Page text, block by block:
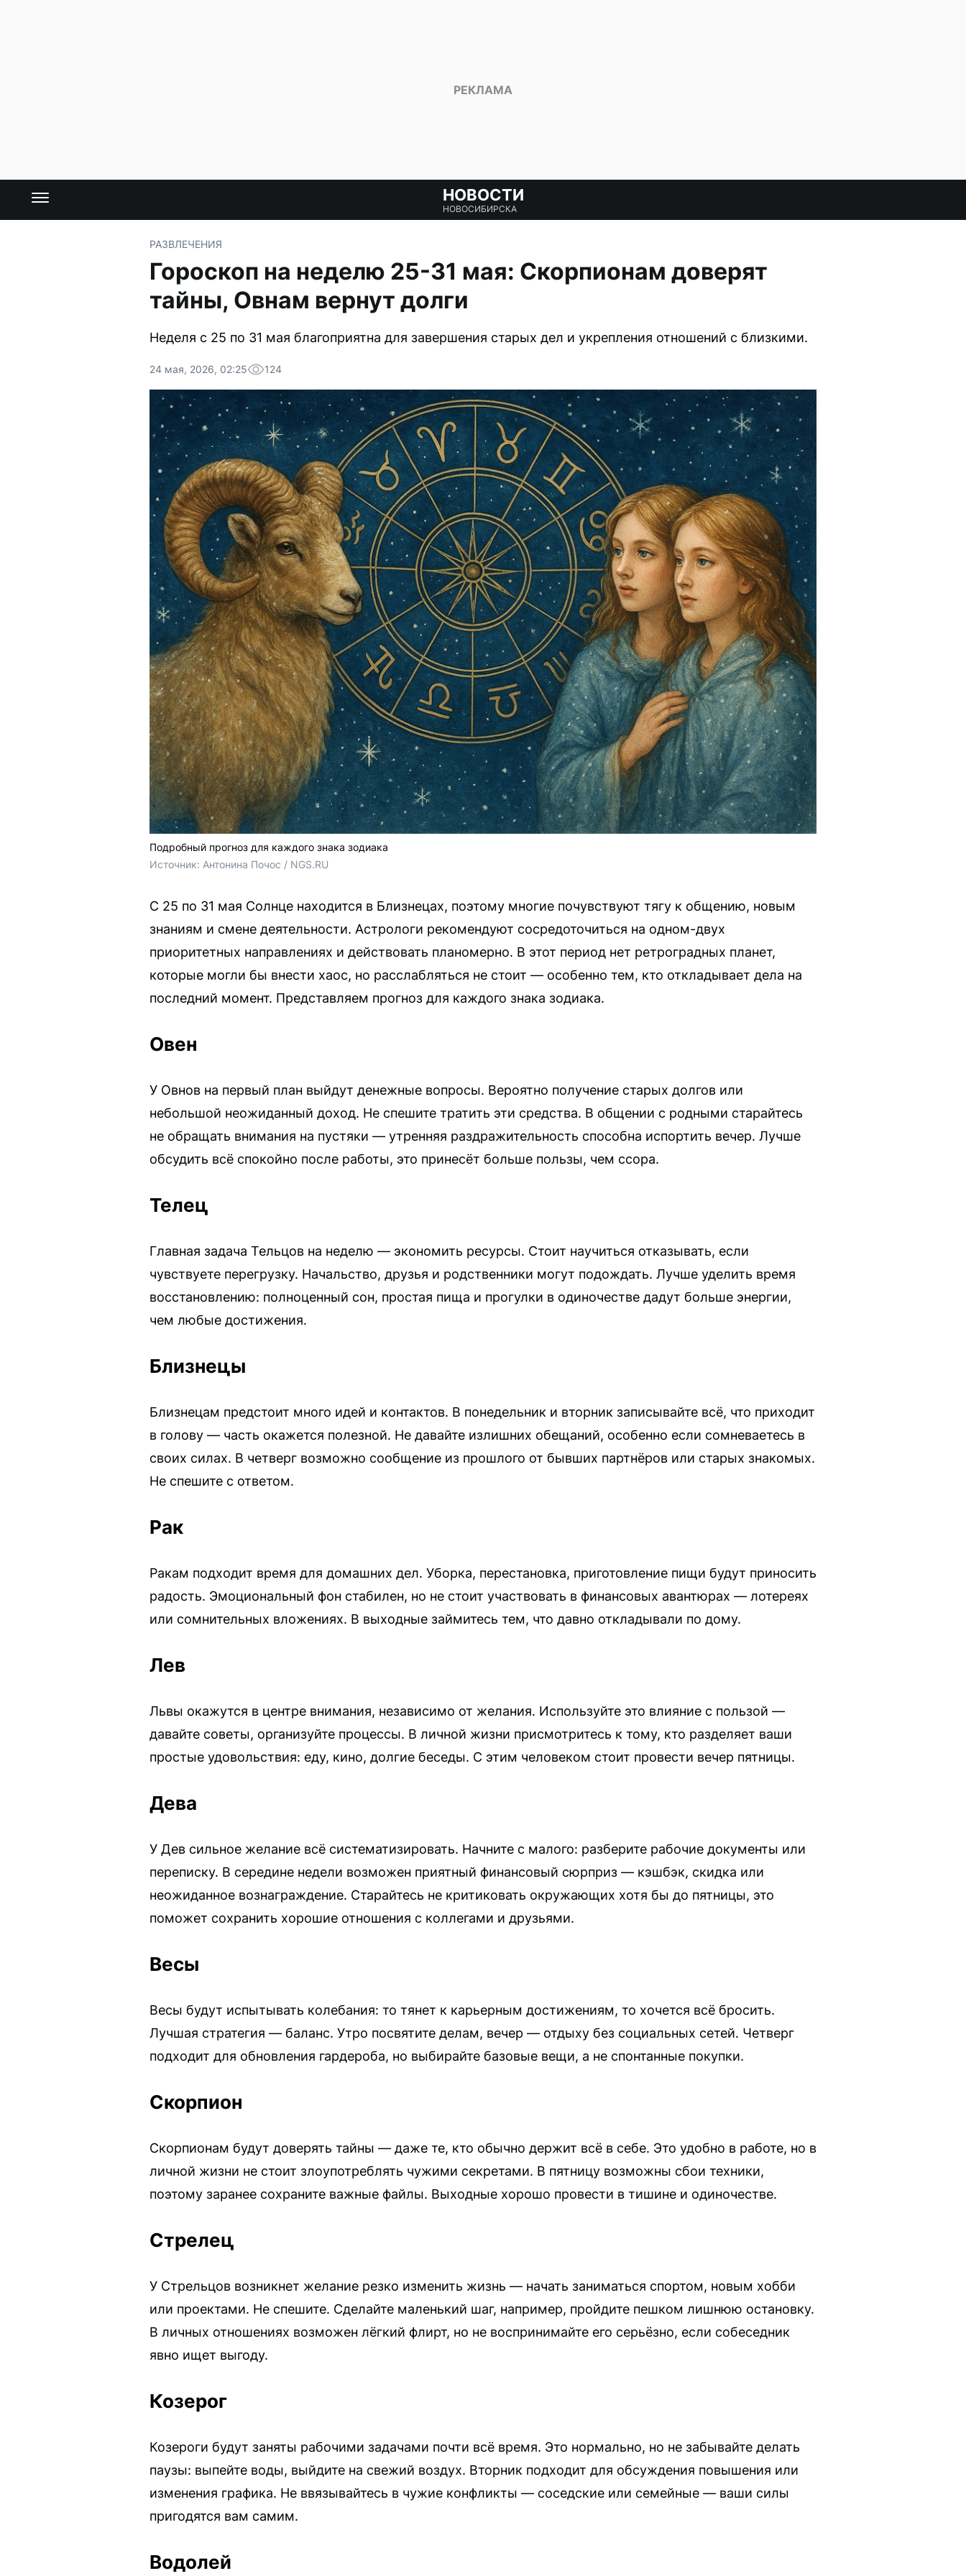
НОВОСТИ
НОВОСИБИРСКА
РАЗВЛЕЧЕНИЯ
Гороскоп на неделю 25-31 мая: Скорпионам доверят
тайны, Овнам вернут долги
Неделя с 25 по 31 мая благоприятна для завершения старых дел и укрепления отношений с близкими.
24 мая, 2026, 02:25 124
Подробный прогноз для каждого знака зодиака
Источник: Антонина Почос / NGS.RU
С 25 по 31 мая Солнце находится в Близнецах, поэтому многие почувствуют тягу к общению, новым
знаниям и смене деятельности. Астрологи рекомендуют сосредоточиться на одном-двух
приоритетных направлениях и действовать планомерно. В этот период нет ретроградных планет,
которые могли бы внести хаос, но расслабляться не стоит — особенно тем, кто откладывает дела на
последний момент. Представляем прогноз для каждого знака зодиака.
Овен
У Овнов на первый план выйдут денежные вопросы. Вероятно получение старых долгов или
небольшой неожиданный доход. Не спешите тратить эти средства. В общении с родными старайтесь
не обращать внимания на пустяки — утренняя раздражительность способна испортить вечер. Лучше
обсудить всё спокойно после работы, это принесёт больше пользы, чем ссора.
Телец
Главная задача Тельцов на неделю — экономить ресурсы. Стоит научиться отказывать, если
чувствуете перегрузку. Начальство, друзья и родственники могут подождать. Лучше уделить время
восстановлению: полноценный сон, простая пища и прогулки в одиночестве дадут больше энергии,
чем любые достижения.
Близнецы
Близнецам предстоит много идей и контактов. В понедельник и вторник записывайте всё, что приходит
в голову — часть окажется полезной. Не давайте излишних обещаний, особенно если сомневаетесь в
своих силах. В четверг возможно сообщение из прошлого от бывших партнёров или старых знакомых.
Не спешите с ответом.
Рак
Ракам подходит время для домашних дел. Уборка, перестановка, приготовление пищи будут приносить
радость. Эмоциональный фон стабилен, но не стоит участвовать в финансовых авантюрах — лотереях
или сомнительных вложениях. В выходные займитесь тем, что давно откладывали по дому.
Лев
Львы окажутся в центре внимания, независимо от желания. Используйте это влияние с пользой —
давайте советы, организуйте процессы. В личной жизни присмотритесь к тому, кто разделяет ваши
простые удовольствия: еду, кино, долгие беседы. С этим человеком стоит провести вечер пятницы.
Дева
У Дев сильное желание всё систематизировать. Начните с малого: разберите рабочие документы или
переписку. В середине недели возможен приятный финансовый сюрприз — кэшбэк, скидка или
неожиданное вознаграждение. Старайтесь не критиковать окружающих хотя бы до пятницы, это
поможет сохранить хорошие отношения с коллегами и друзьями.
Весы
Весы будут испытывать колебания: то тянет к карьерным достижениям, то хочется всё бросить.
Лучшая стратегия — баланс. Утро посвятите делам, вечер — отдыху без социальных сетей. Четверг
подходит для обновления гардероба, но выбирайте базовые вещи, а не спонтанные покупки.
Скорпион
Скорпионам будут доверять тайны — даже те, кто обычно держит всё в себе. Это удобно в работе, но в
личной жизни не стоит злоупотреблять чужими секретами. В пятницу возможны сбои техники,
поэтому заранее сохраните важные файлы. Выходные хорошо провести в тишине и одиночестве.
Стрелец
У Стрельцов возникнет желание резко изменить жизнь — начать заниматься спортом, новым хобби
или проектами. Не спешите. Сделайте маленький шаг, например, пройдите пешком лишнюю остановку.
В личных отношениях возможен лёгкий флирт, но не воспринимайте его серьёзно, если собеседник
явно ищет выгоду.
Козерог
Козероги будут заняты рабочими задачами почти всё время. Это нормально, но не забывайте делать
паузы: выпейте воды, выйдите на свежий воздух. Вторник подходит для обсуждения повышения или
изменения графика. Не ввязывайтесь в чужие конфликты — соседские или семейные — ваши силы
пригодятся вам самим.
Водолей